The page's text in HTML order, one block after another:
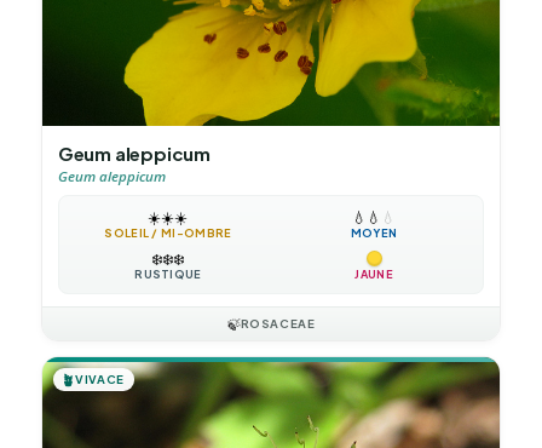
Geum aleppicum
Geum aleppicum
☀️☀️☀️
SOLEIL / MI-OMBRE
💧 💧 💧
MOYEN
❄️❄️❄️
RUSTIQUE JAUNE
🍃ROSACEAE
🪴VIVACE